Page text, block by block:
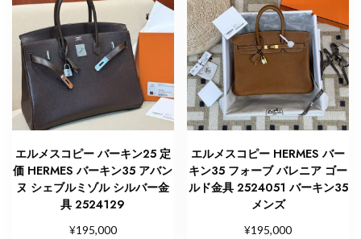
エルメスコピー バーキン25 定
価 HERMES バーキン35 アバン
ヌ シェブルミゾル シルバー金
具 2524129
¥195,000
エルメスコピー HERMES バー
キン35 フォーブ バレニア ゴー
ルド金具 2524051 バーキン35
メンズ
¥195,000